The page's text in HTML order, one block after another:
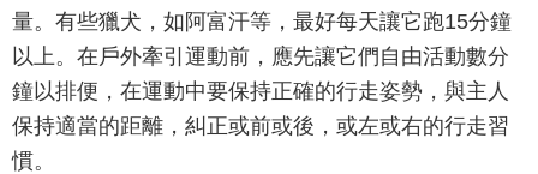
量。有些獵犬，如阿富汗等，最好每天讓它跑15分鐘
以上。在戶外牽引運動前，應先讓它們自由活動數分
鐘以排便，在運動中要保持正確的行走姿勢，與主人
保持適當的距離，糾正或前或後，或左或右的行走習
慣。